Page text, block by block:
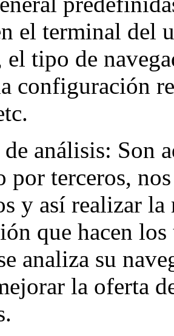
el terminal del
tipo de
configuración
análisis: Son
por terceros,
y así realizar
que hacen
analiza su
la oferta